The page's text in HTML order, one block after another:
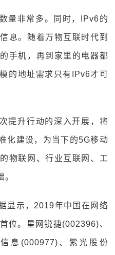
量非常多。同时，IPv6的
息。随着万物互联时代到
手机，再到家里的电器都
的地址需求只有IPv6才可
提升行动的深入开展，将
化建设，为当下的5G移动
物联网、行业互联网、工
显示，2019年中国在网络
位。星网锐捷(002396)、
息(000977)、紫光股份